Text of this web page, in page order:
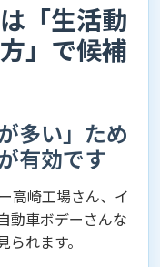
「生活動
」で候補
多い」ため
有効です
高崎工場さん、イ
動車ボデーさんな
れます。